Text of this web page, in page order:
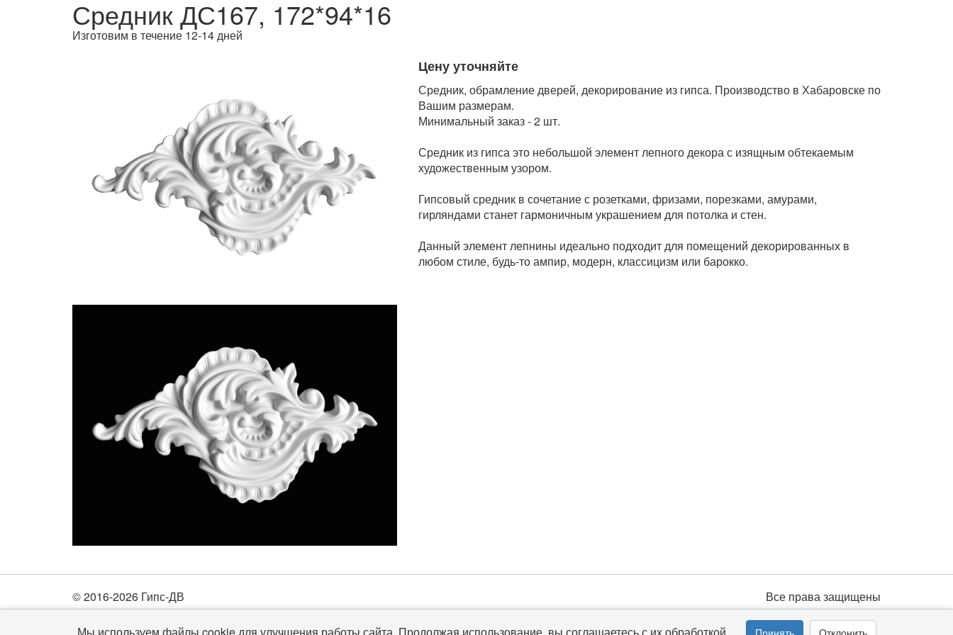
Средник ДС167, 172*94*16
Изготовим в течение 12-14 дней
Цену уточняйте
Средник, обрамление дверей, декорирование из гипса. Производство в Хабаровске по
Вашим размерам.
Минимальный заказ - 2 шт.
Средник из гипса это небольшой элемент лепного декора с изящным обтекаемым
художественным узором.
Гипсовый средник в сочетание с розетками, фризами, порезками, амурами,
гирляндами станет гармоничным украшением для потолка и стен.
Данный элемент лепнины идеально подходит для помещений декорированных в
любом стиле, будь-то ампир, модерн, классицизм или барокко.
© 2016-2026 Гипс-ДВ Все права защищены
Принять Отклонить